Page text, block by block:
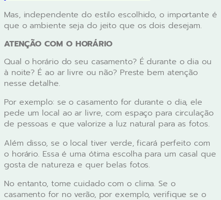
Mas, independente do estilo escolhido, o importante é
que o ambiente seja do jeito que os dois desejam.
ATENÇÃO COM O HORÁRIO
Qual o horário do seu casamento? É durante o dia ou
à noite? É ao ar livre ou não? Preste bem atenção
nesse detalhe.
Por exemplo: se o casamento for durante o dia, ele
pede um local ao ar livre, com espaço para circulação
de pessoas e que valorize a luz natural para as fotos.
Além disso, se o local tiver verde, ficará perfeito com
o horário. Essa é uma ótima escolha para um casal que
gosta de natureza e quer belas fotos.
No entanto, tome cuidado com o clima. Se o
casamento for no verão, por exemplo, verifique se o